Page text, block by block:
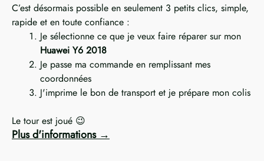
C’est désormais possible en seulement 3 petits clics, simple,
rapide et en toute confiance :
Je sélectionne ce que je veux faire réparer sur mon
Huawei Y6 2018
Je passe ma commande en remplissant mes
coordonnées
J'imprime le bon de transport et je prépare mon colis
Le tour est joué 😉
Plus d'informations